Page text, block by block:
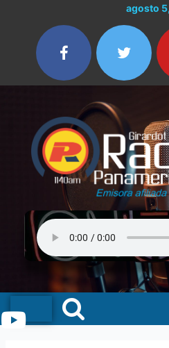
contenido
agosto
Menu